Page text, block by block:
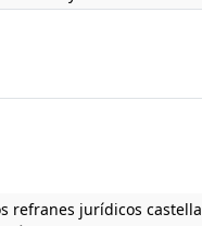
refranes jurídicos